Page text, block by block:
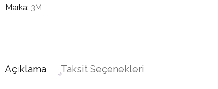
Marka: 3M
Açıklama Taksit Seçenekleri